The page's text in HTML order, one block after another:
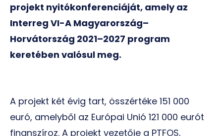
projekt nyitókonferenciáját, amely az
Interreg VI-A Magyarország–
Horvátország 2021–2027 program
keretében valósul meg.
A projekt két évig tart, összértéke 151 000
euró, amelyből az Európai Unió 121 000 eurót
finanszíroz. A projekt vezetője a PTFOS,